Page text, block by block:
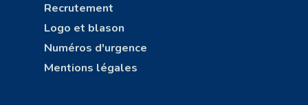
Recrutement
Logo et blason
Numéros d'urgence
Mentions légales